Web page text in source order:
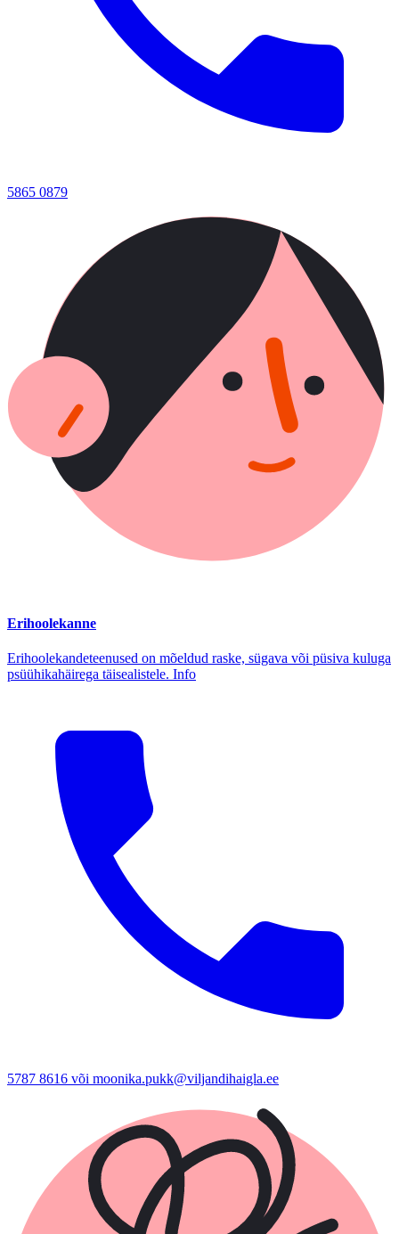
5865 0879
Erihoolekanne
Erihoolekandeteenused on mõeldud raske, sügava või püsiva kuluga
psüühikahäirega täisealistele. Info
5787 8616 või moonika.pukk@viljandihaigla.ee